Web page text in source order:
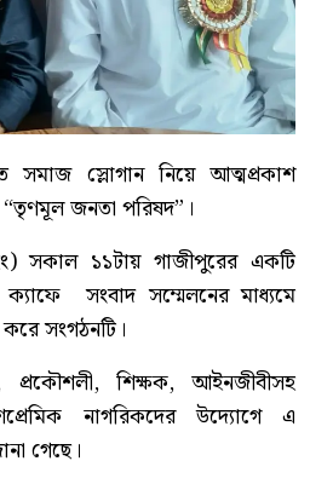
সমাজ স্লোগান নিয়ে আত্মপ্রকাশ
জনতা পরিষদ”।
সকাল ১১টায় গাজীপুরের একটি
সংবাদ সম্মেলনের মাধ্যমে
সংগঠনটি।
প্রকৌশলী, শিক্ষক, আইনজীবীসহ
নাগরিকদের উদ্যোগে এ
গেছে।